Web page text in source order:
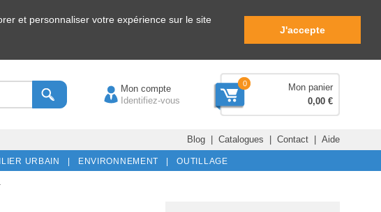
et personnaliser votre expérience sur le site
J'accepte
Mon compte
Identifiez-vous
0
Mon panier
0,00 €
Blog| Catalogues | Contact| Aide
URBAIN | ENVIRONNEMENT | OUTILLAGE